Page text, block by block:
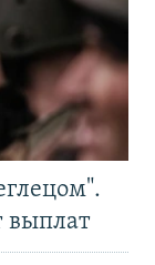
выплат